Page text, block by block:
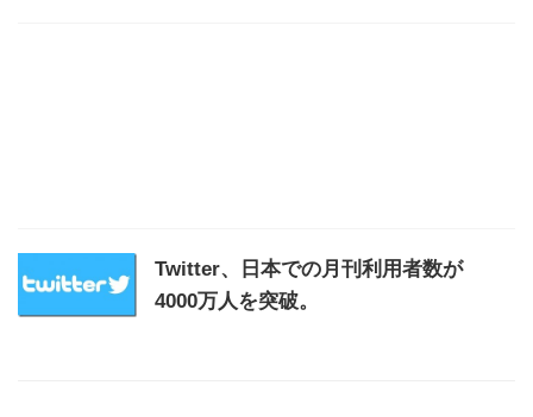
Twitter、日本での月刊利用者数が
4000万人を突破。